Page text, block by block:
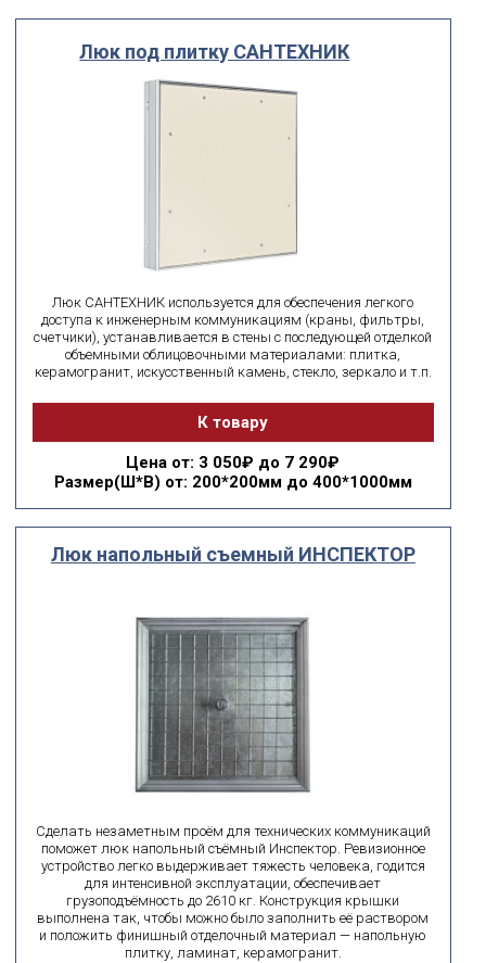
Люк под плитку САНТЕХНИК
Люк САНТЕХНИК используется для обеспечения легкого
доступа к инженерным коммуникациям (краны, фильтры,
счетчики), устанавливается в стены с последующей отделкой
объемными облицовочными материалами: плитка,
керамогранит, искусственный камень, стекло, зеркало и т.п.
К товару
Цена от: 3 050₽ до 7 290₽
Размер(Ш*В) от: 200*200мм до 400*1000мм
Люк напольный съемный ИНСПЕКТОР
Сделать незаметным проём для технических коммуникаций
поможет люк напольный съёмный Инспектор. Ревизионное
устройство легко выдерживает тяжесть человека, годится
для интенсивной эксплуатации, обеспечивает
грузоподъёмность до 2610 кг. Конструкция крышки
выполнена так, чтобы можно было заполнить её раствором
и положить финишный отделочный материал — напольную
плитку, ламинат, керамогранит.